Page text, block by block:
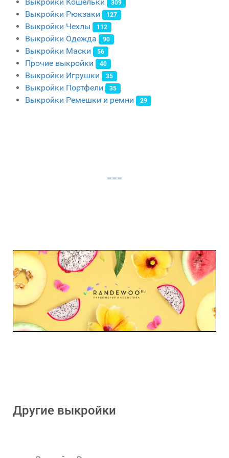
309
Выкройки Рюкзаки 127
Выкройки Чехлы 112
Выкройки Одежда 90
Выкройки Маски 56
Прочие выкройки 40
Выкройки Игрушки 35
Выкройки Портфели 35
Выкройки Ремешки и ремни 29
Другие выкройки